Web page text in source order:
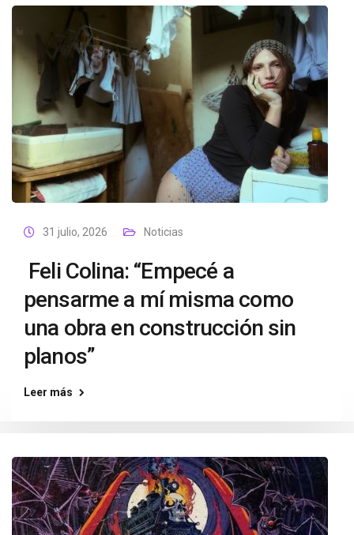
31 julio, 2026 Noticias
Feli Colina: “Empecé a
pensarme a mí misma como
una obra en construcción sin
planos”
Leer más